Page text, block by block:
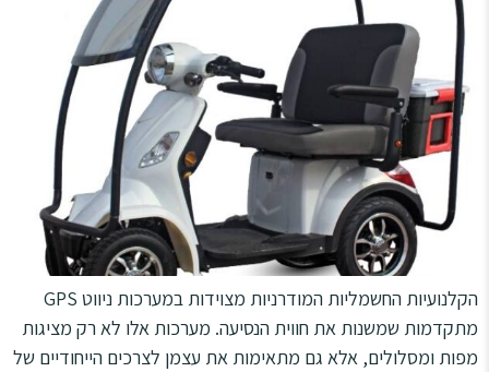
הקלנועיות החשמליות המודרניות מצוידות במערכות ניווט GPS
מתקדמות שמשנות את חווית הנסיעה. מערכות אלו לא רק מציגות
מפות ומסלולים, אלא גם מתאימות את עצמן לצרכים הייחודיים של